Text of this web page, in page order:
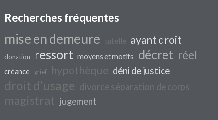
Recherches fréquentes
mise en demeure tutelle ayant droit
donation ressort moyens et motifs décret réel
créance grief hypothèque déni de justice
droit d'usage divorce séparation de corps
magistrat jugement